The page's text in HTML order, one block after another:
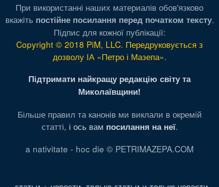
При використанні наших материалів обов'язково
вкажіть постійне посилання перед початком тексту.
Підпис для кожної публікації:
Copyright © 2018 PiM, LLC. Передруковується з
дозволу ІА «Петро і Мазепа».
Підтримати найкращу редакцію світу та
Миколаївщини!
Більше правил та канонів ми виклали в окремій
статті, і ось вам посилання на неї.
a nativitate - hoc die © PETRIMAZEPA.COM